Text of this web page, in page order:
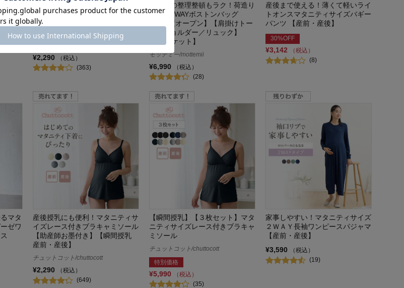
ロス
ール
産後授乳にも便利！マタニティサ
イズブラキャミソール 【助産師
お墨付き】【瞬間授乳 産前・産
チュットコット/chuttocott
¥2,290
（税込）
(363)
旅先での整理整頓もラク！荷造り
上手な3WAYボストンバッグ
【180度オープン】【肩掛けトー
ト／ショルダー／リュック】
【12ポケット】
モッテミー/mottemii
¥6,990
（税込）
(28)
産後まで使える！薄くて軽いライ
トオンスマタニティサイズバギー
パンツ 【産前・産後】
30%OFF
¥3,142
（税込）
(8)
マタ
ゼワ
産後授乳にも便利！マタニティサ
イズレース付きブラキャミソール
【助産師お墨付き】【瞬間授乳
産前・産後】
チュットコット/chuttocott
¥2,290
（税込）
(649)
【瞬間授乳】【３枚セット】マタ
ニティサイズレース付きブラキャ
ミソール
チュットコット/chuttocott
特別価格
¥5,990
（税込）
(35)
家事しやすい！マタニティサイズ
２ＷＡＹ長袖ワンピースパジャマ
【産前・産後】
¥3,590
（税込）
(19)